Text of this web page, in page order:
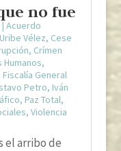
no fue
| Acuerdo
Vélez, Cese
, Crímen
Humanos,
Fiscalía General
Petro, Iván
, Paz Total,
, Violencia
el arribo de